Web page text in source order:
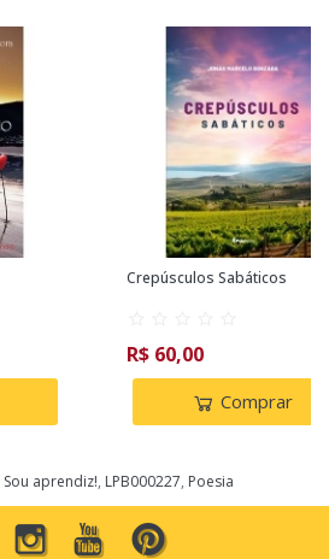
Crepúsculos Sabáticos
R$ 60,00
Comprar
Sou aprendiz!, LPB000227, Poesia